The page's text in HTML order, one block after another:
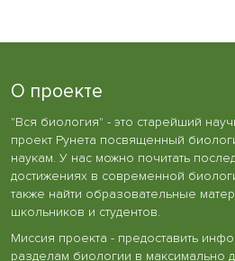
О проекте
"Вся биология" - это старейший
проект Рунета посвященный
наукам. У нас можно почитать
достижениях в современной
также найти образовательные
школьников и студентов.
Миссия проекта - предоставить
разделам биологии в максимально